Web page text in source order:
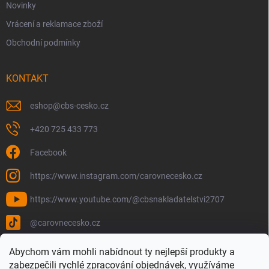
Abychom vám mohli nabídnout ty nejlepší produkty a
zabezpečili rychlé zpracování objednávek, využíváme
Novinky
Vrácení a reklamace zboží
Obchodní podmínky
KONTAKT
eshop@cbs-cesko.cz
+420 725 433 773
Facebook
https://www.instagram.com/carovnecesko.cz
https://www.youtube.com/@cbsnakladatelstvi2707
@carovnecesko.cz